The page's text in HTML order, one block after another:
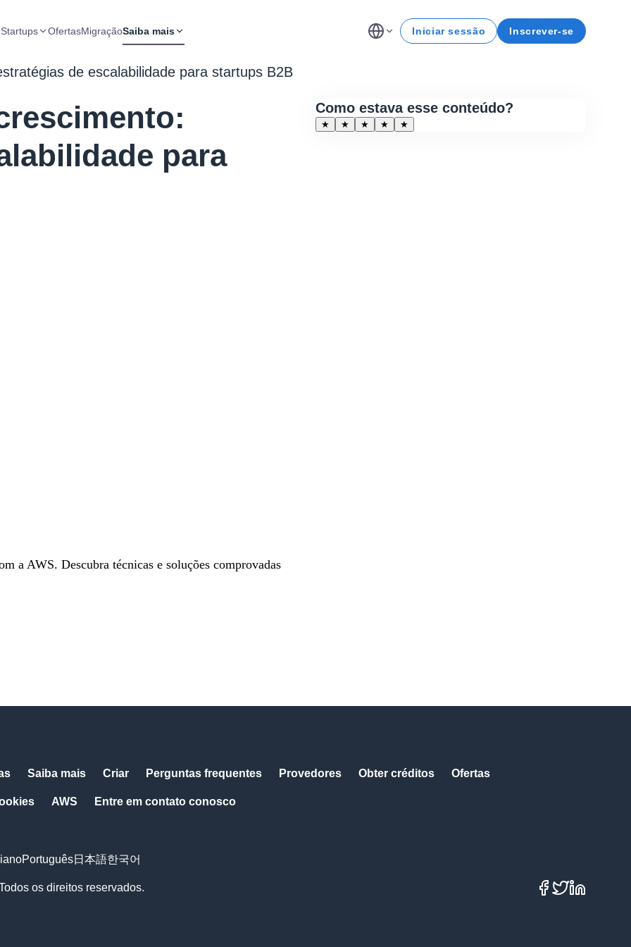
OfertasMigraçãoSaiba mais Iniciar sessão Inscrever-se
de escalabilidade para startups B2B
para
a AWS. Descubra técnicas e soluções comprovadas
Como estava esse conteúdo?
★ ★ ★ ★ ★
Saiba mais Criar Perguntas frequentes Provedores Obter créditos Ofertas
AWS Entre em contato conosco
Português日本語한국어
Facebook
X
os direitos reservados.